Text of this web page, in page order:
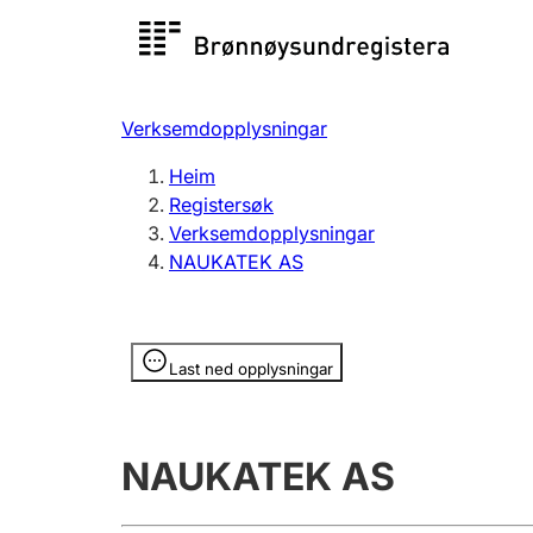
Registersøk
Registrere, endre, slette
Verksemdopplysningar
Heim
Registersøk
Verksemdopplysningar
NAUKATEK AS
Last ned opplysningar
Opplysninger er skjult
NAUKATEK AS